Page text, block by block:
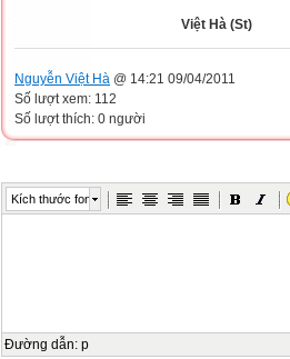
Việt Hà (St)
Nguyễn Việt Hà @ 14:21 09/04/2011
Số lượt xem: 112
Số lượt thích: 0 người
Kích thước font
Đường dẫn: p